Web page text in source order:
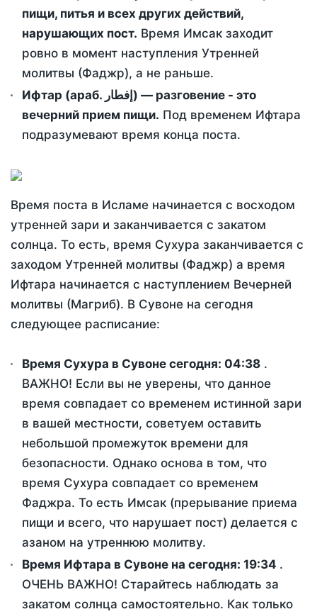
пищи, питья и всех других действий,
нарушающих пост. Время Имсак заходит
ровно в момент наступления Утренней
молитвы (Фаджр), а не раньше.
Ифтар (араб. إفطار) — разговение - это
вечерний прием пищи. Под временем Ифтара
подразумевают время конца поста.
Время поста в Исламе начинается с восходом
утренней зари и заканчивается с закатом
солнца. То есть, время Сухура заканчивается с
заходом Утренней молитвы (Фаджр) а время
Ифтара начинается с наступлением Вечерней
молитвы (Магриб). В Сувоне на сегодня
следующее расписание:
Время Сухура в Сувоне сегодня: 04:38 .
ВАЖНО! Если вы не уверены, что данное
время совпадает со временем истинной зари
в вашей местности, советуем оставить
небольшой промежуток времени для
безопасности. Однако основа в том, что
время Сухура совпадает со временем
Фаджра. То есть Имсак (прерывание приема
пищи и всего, что нарушает пост) делается с
азаном на утреннюю молитву.
Время Ифтара в Сувоне на сегодня: 19:34 .
ОЧЕНЬ ВАЖНО! Старайтесь наблюдать за
закатом солнца самостоятельно. Как только